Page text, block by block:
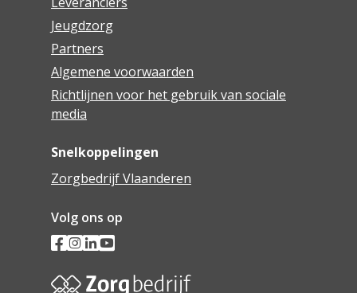
Jeugdzorg
Partners
Algemene voorwaarden
Richtlijnen voor het gebruik van sociale
media
Snelkoppelingen
Zorgbedrijf Vlaanderen
Volg ons op